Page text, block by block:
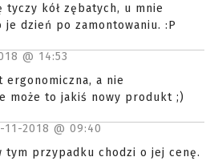
tyczy kół zębatych, u mnie
je dzień po zamontowaniu. :P
@ 14:53
ergonomiczna, a nie
może to jakiś nowy produkt ;)
11-2018 @ 09:40
tym przypadku chodzi o jej cenę.